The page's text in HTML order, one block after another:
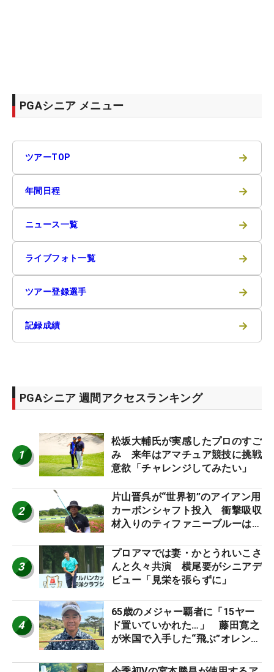
PGAシニア メニュー
ツアーTOP →
年間日程 →
ニュース一覧 →
ライブフォト一覧 →
ツアー登録選手 →
記録成績 →
PGAシニア 週間アクセスランキング
1
松坂大輔氏が実感したプロのすご
み 来年はアマチュア競技に挑戦
意欲「チャレンジしてみたい」
2
片山晋呉が“世界初”のアイアン用
カーボンシャフト投入 衝撃吸収
材入りのティファニーブルーは
3
プロアマでは妻・かとうれいこさ
んと久々共演 横尾要がシニアデ
ビュー「見栄を張らずに」
4
65歳のメジャー覇者に「15ヤー
ド置いていかれた…」 藤田寛之
が米国で入手した“飛ぶ”オレンジ